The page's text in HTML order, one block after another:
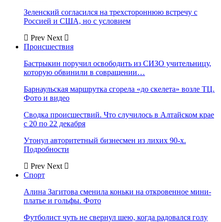
Зеленский согласился на трехстороннюю встречу с
Россией и США, но с условием
Prev Next
Происшествия
Бастрыкин поручил освободить из СИЗО учительницу,
которую обвинили в совращении…
Барнаульская маршрутка сгорела «до скелета» возле ТЦ.
Фото и видео
Сводка происшествий. Что случилось в Алтайском крае
с 20 по 22 декабря
Утонул авторитетный бизнесмен из лихих 90-х.
Подробности
Prev Next
Спорт
Алина Загитова сменила коньки на откровенное мини-
платье и гольфы. Фото
Футболист чуть не свернул шею, когда радовался голу